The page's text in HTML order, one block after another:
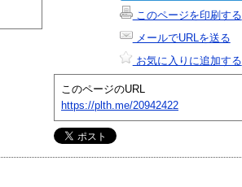
このページを印刷する
メールでURLを送る
お気に入りに追加する
このページのURL
https://plth.me/20942422